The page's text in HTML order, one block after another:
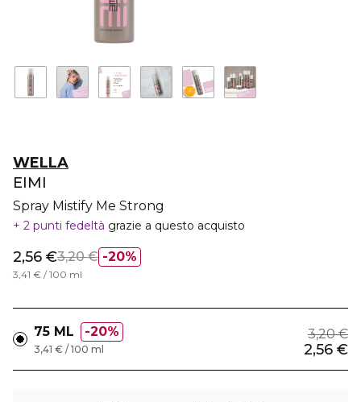
WELLA
EIMI
Spray Mistify Me Strong
2 punti fedeltà grazie a questo acquisto
20%
2,56 €3,20 €
3,41 € / 100 ml
75 ML 20% 3,20 €
2,56 €
3,41 € / 100 ml